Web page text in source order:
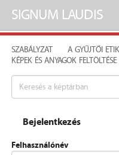
SIGNUM LAUDIS
SZABÁLYZAT
A GYŰJTŐI
KÉPEK ÉS ANYAGOK FELTÖLTÉSE
Bejelentkezés
Felhasználónév